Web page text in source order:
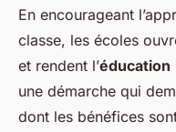
En encourageant
classe, les écoles
et rendent l’éducation
une démarche qui
dont les bénéfices